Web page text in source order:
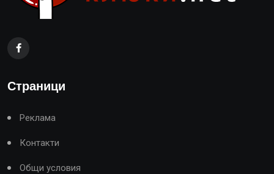
Страници
Реклама
Контакти
Общи условия